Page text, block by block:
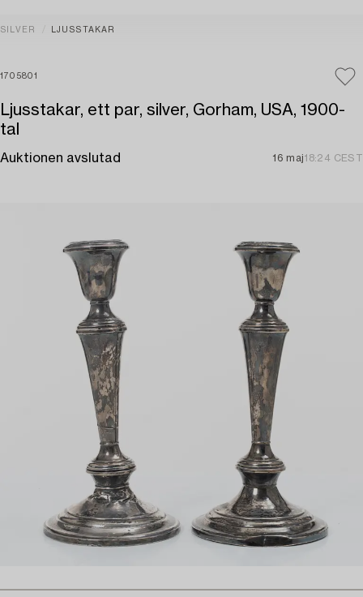
SILVER LJUSSTAKAR
1705801
Ljusstakar, ett par, silver, Gorham, USA, 1900-
tal
Auktionen avslutad 16 maj18:24 CEST